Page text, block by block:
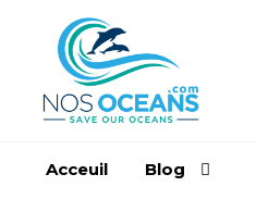
NOS
Acceuil Blog